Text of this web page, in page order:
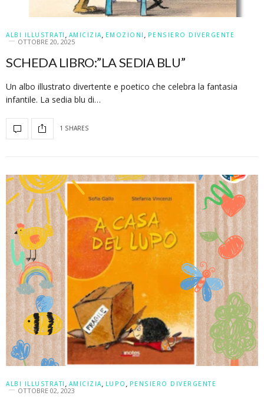
ALBI ILLUSTRATI , AMICIZIA, EMOZIONI , PENSIERO DIVERGENTE
OTTOBRE 20, 2025
SCHEDA LIBRO:”LA SEDIA BLU”
Un albo illustrato divertente e poetico che celebra la fantasia
infantile. La sedia blu di…
1 SHARES
ALBI ILLUSTRATI , AMICIZIA, LUPO , PENSIERO DIVERGENTE
OTTOBRE 02, 2023